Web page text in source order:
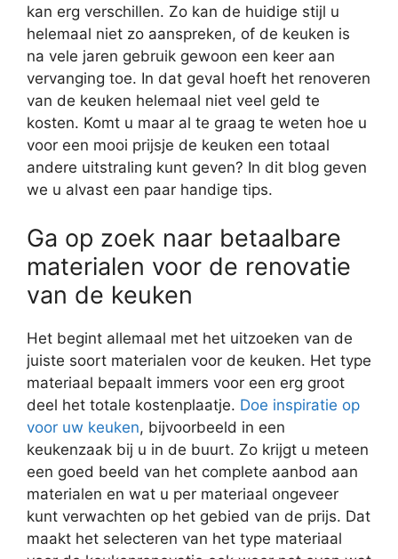
kan erg verschillen. Zo kan de huidige stijl u
helemaal niet zo aanspreken, of de keuken is
na vele jaren gebruik gewoon een keer aan
vervanging toe. In dat geval hoeft het renoveren
van de keuken helemaal niet veel geld te
kosten. Komt u maar al te graag te weten hoe u
voor een mooi prijsje de keuken een totaal
andere uitstraling kunt geven? In dit blog geven
we u alvast een paar handige tips.
Ga op zoek naar betaalbare
materialen voor de renovatie
van de keuken
Het begint allemaal met het uitzoeken van de
juiste soort materialen voor de keuken. Het type
materiaal bepaalt immers voor een erg groot
deel het totale kostenplaatje. Doe inspiratie op
voor uw keuken, bijvoorbeeld in een
keukenzaak bij u in de buurt. Zo krijgt u meteen
een goed beeld van het complete aanbod aan
materialen en wat u per materiaal ongeveer
kunt verwachten op het gebied van de prijs. Dat
maakt het selecteren van het type materiaal